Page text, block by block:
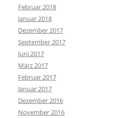
Februar 2018
Januar 2018
Dezember 2017
September 2017
Juni 2017
März 2017
Februar 2017
Januar 2017
Dezember 2016
November 2016